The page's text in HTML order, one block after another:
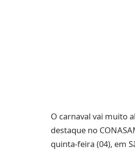
O carnaval vai muito
destaque no
quinta-feira (04), em